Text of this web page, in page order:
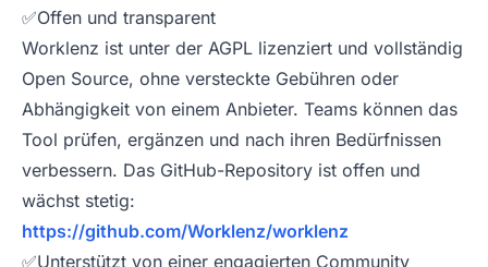
✅Offen und transparent
Worklenz ist unter der AGPL lizenziert und vollständig
Open Source, ohne versteckte Gebühren oder
Abhängigkeit von einem Anbieter. Teams können das
Tool prüfen, ergänzen und nach ihren Bedürfnissen
verbessern. Das GitHub-Repository ist offen und
wächst stetig:
https://github.com/Worklenz/worklenz
✅Unterstützt von einer engagierten Community